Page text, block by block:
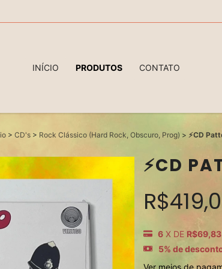
INÍCIO PRODUTOS CONTATO
> CD's > Rock Clássico (Hard Rock, Obscuro, Prog) > ⚡️CD
⚡️CD
6 X DE R$69,83
5% de
Ver meios de